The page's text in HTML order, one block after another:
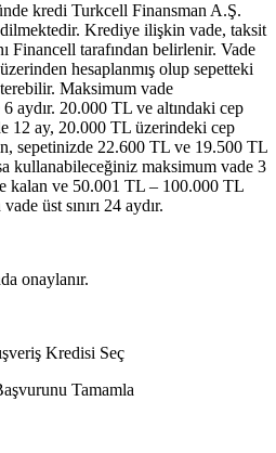
kredi Turkcell Finansman A.Ş.
Krediye ilişkin vade, taksit
Financell tarafından belirlenir. Vade
hesaplanmış olup sepetteki
Maksimum vade
aydır. 20.000 TL ve altındaki cep
12 ay, 20.000 TL üzerindeki cep
sepetinizde 22.600 TL ve 19.500 TL
kullanabileceğiniz maksimum vade 3
kalan ve 50.001 TL – 100.000 TL
üst sınırı 24 aydır.
onaylanır.
Kredisi Seç
Tamamla